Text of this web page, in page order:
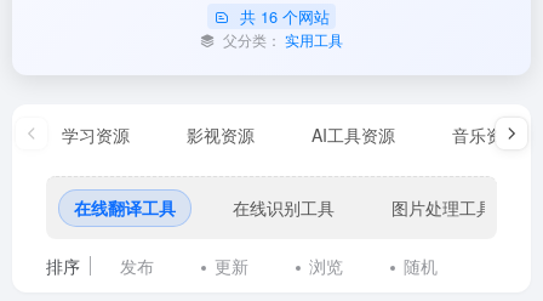
共 16 个网站
父分类： 实用工具
学习资源 影视资源 AI工具资源 音乐资源
在线翻译工具 在线识别工具 图片处理工具
排序 发布 更新 浏览 随机